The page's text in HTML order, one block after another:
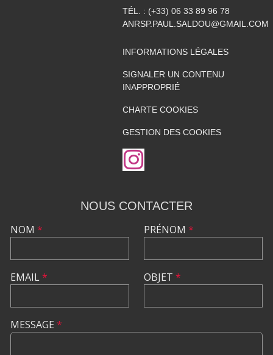
TÉL. : (+33) 06 33 89 96 78
ANRSP.PAUL.SALDOU@GMAIL.COM
INFORMATIONS LÉGALES
SIGNALER UN CONTENU
INAPPROPRIÉ
CHARTE COOKIES
GESTION DES COOKIES
NOUS CONTACTER
NOM *
EMAIL*
PRÉNOM *
OBJET *
MESSAGE *